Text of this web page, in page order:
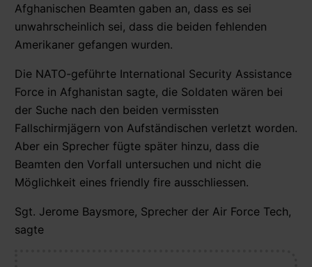
Afghanischen Beamten gaben an, dass es sei
unwahrscheinlich sei, dass die beiden fehlenden
Amerikaner gefangen wurden.
Die NATO-geführte International Security Assistance
Force in Afghanistan sagte, die Soldaten wären bei
der Suche nach den beiden vermissten
Fallschirmjägern von Aufständischen verletzt worden.
Aber ein Sprecher fügte später hinzu, dass die
Beamten den Vorfall untersuchen und nicht die
Möglichkeit eines friendly fire ausschliessen.
Sgt. Jerome Baysmore, Sprecher der Air Force Tech,
sagte